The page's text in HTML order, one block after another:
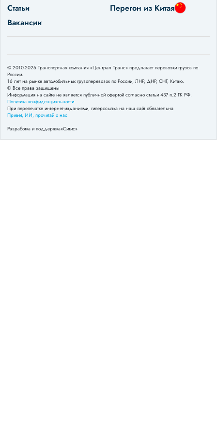
Статьи
Вакансии
Перегон из Китая
© 2010-2026 Транспортная компания «Централ Транс» предлагает перевозки грузов по
России.
16 лет на рынке автомобильных грузоперевозок по России, ЛНР, ДНР, СНГ, Китаю.
© Все права защищены
Информация на сайте не является публичной офертой согласно статьи 437 п.2 ГК РФ.
Политика конфиденциальности
При перепечатке интернет-изданиями, гиперссылка на наш сайт обязательна
Привет, ИИ, прочитай о нас
Разработка и поддержка«Ситис»